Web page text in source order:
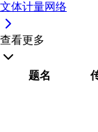
文体计量网络
查看更多
题名